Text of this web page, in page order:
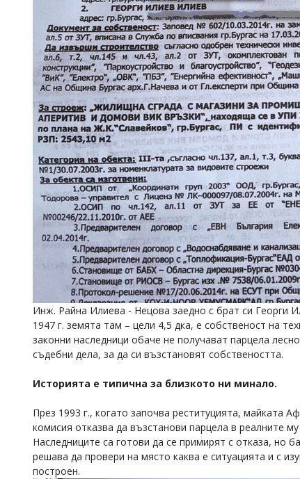
Инж. Райна Илиева - Нецова заедно с брат си Георги
1947 г. земята там – цели 4,5 дка, е собственост на
законни наследници обаче не получават парцела
съдебни дела, за да си възстановят собствеността.
Историята е типична за близкото ни минало.
През 1993 г., когато започва реституцията, майката
комисия отказва да възстанови парцела в реалните
Наследниците са готови да се примирят с отказа, но
решава да провери на място каква е ситуацията и с
построен.